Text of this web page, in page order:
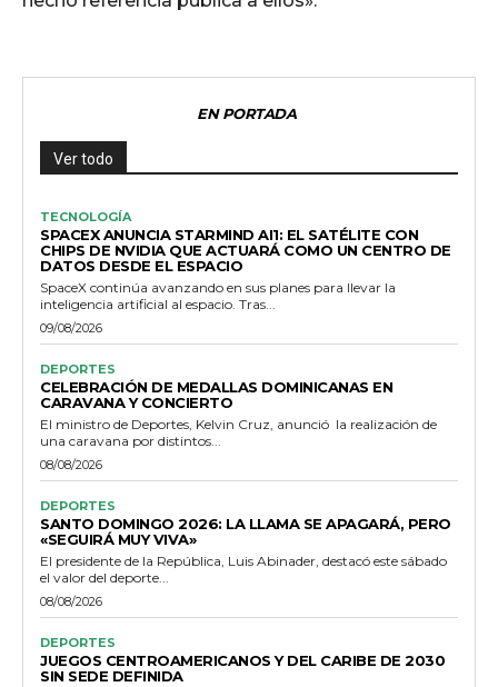
EN PORTADA
Ver todo
TECNOLOGÍA
SPACEX ANUNCIA STARMIND AI1: EL SATÉLITE CON
CHIPS DE NVIDIA QUE ACTUARÁ COMO UN CENTRO DE
DATOS DESDE EL ESPACIO
SpaceX continúa avanzando en sus planes para llevar la
inteligencia artificial al espacio. Tras...
09/08/2026
DEPORTES
CELEBRACIÓN DE MEDALLAS DOMINICANAS EN
CARAVANA Y CONCIERTO
El ministro de Deportes, Kelvin Cruz, anunció la realización de
una caravana por distintos...
08/08/2026
DEPORTES
SANTO DOMINGO 2026: LA LLAMA SE APAGARÁ, PERO
«SEGUIRÁ MUY VIVA»
El presidente de la República, Luis Abinader, destacó este sábado
el valor del deporte...
08/08/2026
DEPORTES
JUEGOS CENTROAMERICANOS Y DEL CARIBE DE 2030
SIN SEDE DEFINIDA